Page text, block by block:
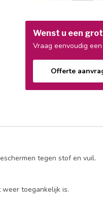
Wenst u een
Vraag eenvoudig
Offerte
tegen stof en vuil.
weer toegankelijk is.